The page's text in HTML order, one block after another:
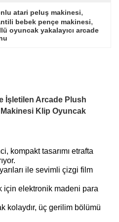
atari peluş makinesi,
bebek pençe makinesi,
oyuncak yakalayıcı arcade
İşletilen Arcade Plush
Makinesi Klip Oyuncak
kompakt tasarımı etrafta
ile sevimli çizgi film
için elektronik madeni para
kolaydır, üç gerilim bölümü